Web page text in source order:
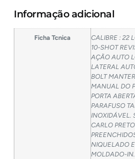
Informação adicional
Ficha Tcnica
CALIBRE : 22
10-SHOT
AÇÃO AUTO
LATERAL
BOLT
MANUAL DO
PORTA
PARAFUSO
INOXIDÁVEL.
CARLO
NIQUELADO
MOLDADO-